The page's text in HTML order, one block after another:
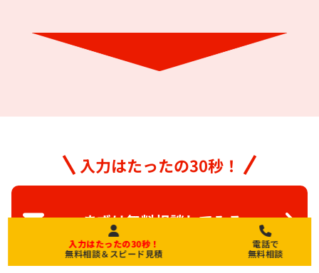
入力はたったの30秒！
まずは無料相談してみる
入力はたったの30秒！
無料相談＆スピード見積
電話で
無料相談